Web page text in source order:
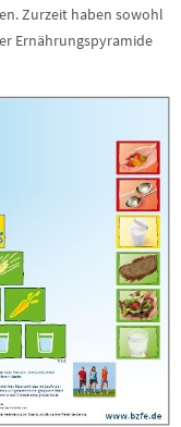
Zurzeit haben sowohl
Ernährungspyramide